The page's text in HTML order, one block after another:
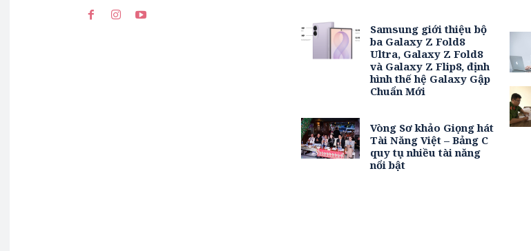
Samsung giới thiệu bộ
ba Galaxy Z Fold8
Ultra, Galaxy Z Fold8
và Galaxy Z Flip8, định
hình thế hệ Galaxy Gập
Chuẩn Mới
Vòng Sơ khảo Giọng hát
Tài Năng Việt – Bảng C
quy tụ nhiều tài năng
nổi bật